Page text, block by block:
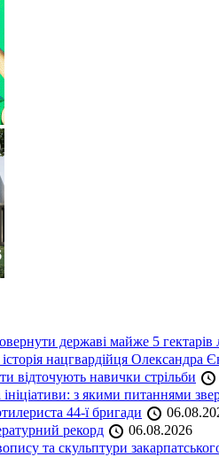
державі майже 5 гектарів
нацгвардійця Олександра
відточують навички стрільби
ініціативи: з якими питаннями
44-ї бригади
рекорд
06.08.2026
та скульптури